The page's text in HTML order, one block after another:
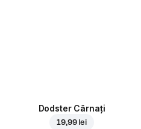
Dodster Cârnați
19,99 lei